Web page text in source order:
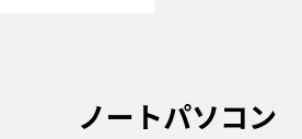
ノートパソコン